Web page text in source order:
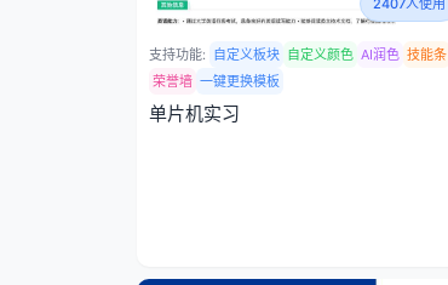
2407人使用
支持功能: 自定义板块 自定义颜色 AI润色 技能条
荣誉墙 一键更换模板
单片机实习